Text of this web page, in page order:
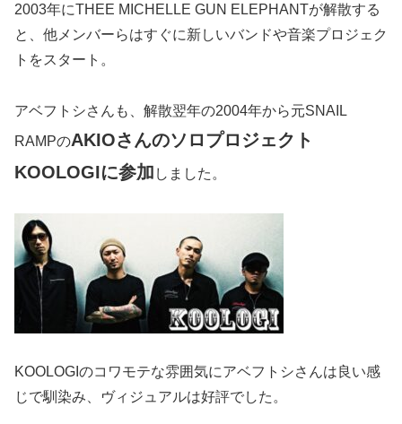
2003年にTHEE MICHELLE GUN ELEPHANTが解散する
と、他メンバーらはすぐに新しいバンドや音楽プロジェク
トをスタート。
アベフトシさんも、解散翌年の2004年から元SNAIL
RAMPのAKIOさんのソロプロジェクト
KOOLOGIに参加 しました。
KOOLOGIのコワモテな雰囲気にアベフトシさんは良い感
じで馴染み、ヴィジュアルは好評でした。